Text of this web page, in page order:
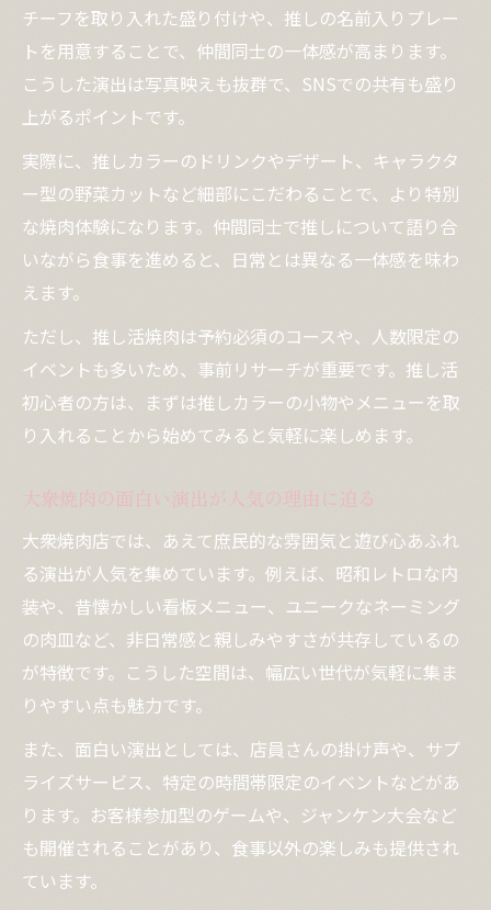
チーフを取り入れた盛り付けや、推しの名前入りプレー
トを用意することで、仲間同士の一体感が高まります。
こうした演出は写真映えも抜群で、SNSでの共有も盛り
上がるポイントです。
実際に、推しカラーのドリンクやデザート、キャラクタ
ー型の野菜カットなど細部にこだわることで、より特別
な焼肉体験になります。仲間同士で推しについて語り合
いながら食事を進めると、日常とは異なる一体感を味わ
えます。
ただし、推し活焼肉は予約必須のコースや、人数限定の
イベントも多いため、事前リサーチが重要です。推し活
初心者の方は、まずは推しカラーの小物やメニューを取
り入れることから始めてみると気軽に楽しめます。
大衆焼肉の面白い演出が人気の理由に迫る
大衆焼肉店では、あえて庶民的な雰囲気と遊び心あふれ
る演出が人気を集めています。例えば、昭和レトロな内
装や、昔懐かしい看板メニュー、ユニークなネーミング
の肉皿など、非日常感と親しみやすさが共存しているの
が特徴です。こうした空間は、幅広い世代が気軽に集ま
りやすい点も魅力です。
また、面白い演出としては、店員さんの掛け声や、サプ
ライズサービス、特定の時間帯限定のイベントなどがあ
ります。お客様参加型のゲームや、ジャンケン大会など
も開催されることがあり、食事以外の楽しみも提供され
ています。